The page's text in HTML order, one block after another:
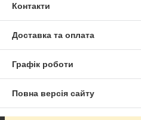
Контакти
Доставка та оплата
Графік роботи
Повна версія сайту